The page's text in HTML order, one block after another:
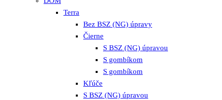
Terra
Bez BSZ (NG) úpravy
Čierne
S BSZ (NG) úpravou
S gombíkom
S gombíkom
Kľúče
S BSZ (NG) úpravou